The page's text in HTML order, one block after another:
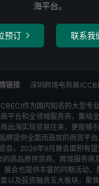
海平台。
预订  联系我
链接 深圳跨境电商展
作为国内知名的大型专
平台和全领域服务商，集结
出海实现贸易往来，更能够
牌提供全面而高效的商贸平
会，2026年9月展会面积有
高品质供货商、跨境服务商
展会也提供丰富的同期活动，
以及投资融资五大板块，聚